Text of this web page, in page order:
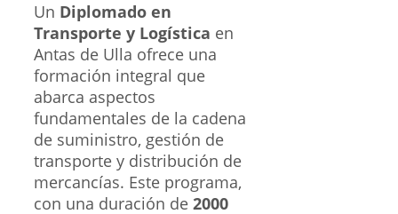
Un Diplomado en
Transporte y Logística en
Antas de Ulla ofrece una
formación integral que
abarca aspectos
fundamentales de la cadena
de suministro, gestión de
transporte y distribución de
mercancías. Este programa,
con una duración de 2000